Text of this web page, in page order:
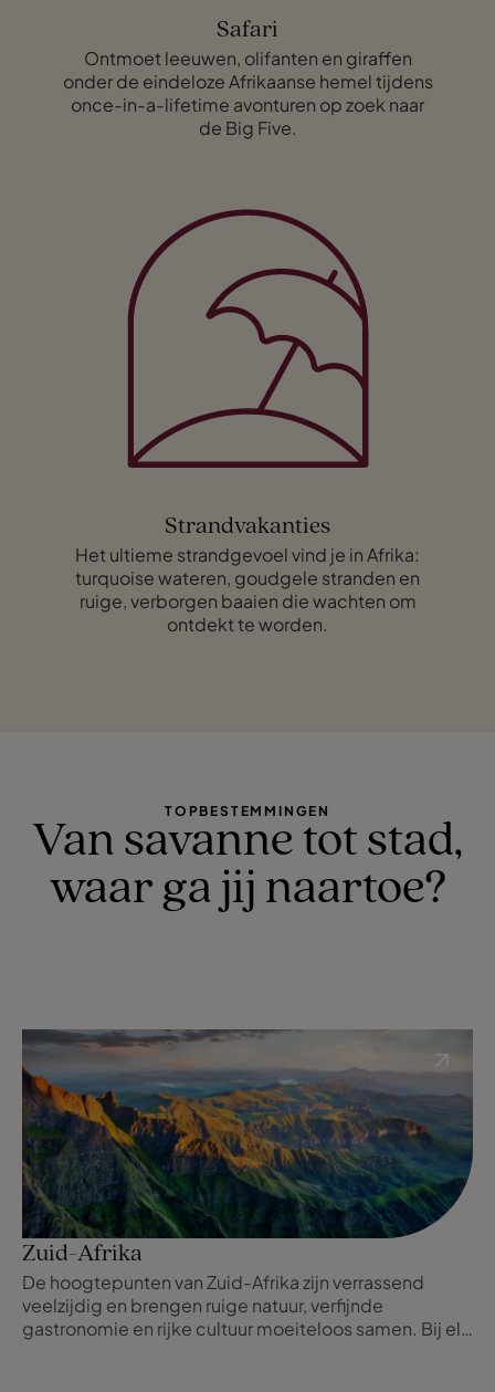
Safari
Ontmoet leeuwen, olifanten en giraffen
onder de eindeloze Afrikaanse hemel tijdens
once-in-a-lifetime avonturen op zoek naar
de Big Five.
Strandvakanties
Het ultieme strandgevoel vind je in Afrika:
turquoise wateren, goudgele stranden en
ruige, verborgen baaien die wachten om
ontdekt te worden.
TOPBESTEMMINGEN
Van savanne tot stad,
waar ga jij naartoe?
Zuid-Afrika
De hoogtepunten van Zuid-Afrika zijn verrassend
veelzijdig en brengen ruige natuur, verfijnde
gastronomie en rijke cultuur moeiteloos samen. Bij elk